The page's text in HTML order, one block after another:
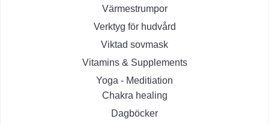
Värmestrumpor
Verktyg för hudvård
Viktad sovmask
Vitamins & Supplements
Yoga - Meditiation
Chakra healing
Dagböcker